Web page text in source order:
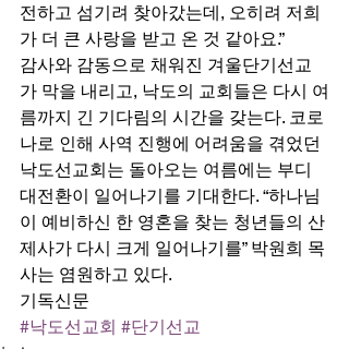
전하고 섬기려 찾아갔는데, 오히려 저희
가 더 큰 사랑을 받고 온 것 같아요.”
감사와 감동으로 채워진 겨울단기선교
가 막을 내리고, 낙도의 교회들은 다시 여
름까지 긴 기다림의 시간을 갖는다. 코로
나로 인해 사역 진행에 어려움을 겪었던
낙도선교회는 돌아오는 여름에는 부디
대전환이 일어나기를 기대한다. “하나님
이 예비하신 한 영혼을 찾는 청년들의 산
제사가 다시 크게 일어나기를” 박원희 목
사는 염원하고 있다.
기독신문
#낙도선교회 #단기선교